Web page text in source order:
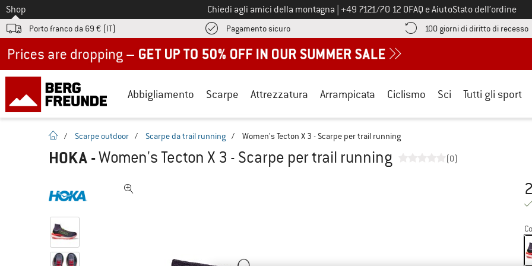
Allo
Shop Chiedi agli amici della montagna Chiamaci al numero
+49 7121/70 12 0FAQ e AiutoStato dell’ordine
Porto franco da 69 € (IT) Pagamento sicuroQui trovi le informazioni di pagamento! Si apre in una casella
100 giorni di diritto di recesso
Abbigliamento Scarpe Attrezzatura Arrampicata Ciclismo Sci Tutti gli sport
pagina iniziale
/ Scarpe outdoor / Scarpe da trail running / Women's Tecton X 3 - Scarpe per trail running
HOKA -Women's Tecton X 3 - Scarpe per trail running (0)